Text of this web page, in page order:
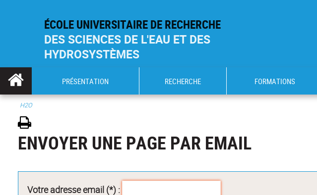
ÉCOLE UNIVERSITAIRE DE RECHERCHE
DES SCIENCES DE L'EAU ET DES
HYDROSYSTÈMES
PRÉSENTATION RECHERCHE FORMATIONS
H2O
ENVOYER UNE PAGE PAR EMAIL
Votre adresse email (*) :